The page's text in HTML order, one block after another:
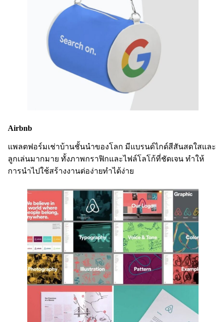
Airbnb
แพลตฟอร์มเช่าบ้านชั้นนำของโลก มีแบรนด์ไกด์สีสันสดใสและ
ลูกเล่นมากมาย ทั้งภาพกราฟิกและไฟล์โลโก้ที่ชัดเจน ทำให้
การนำไปใช้สร้างงานต่อง่ายทำได้ง่าย